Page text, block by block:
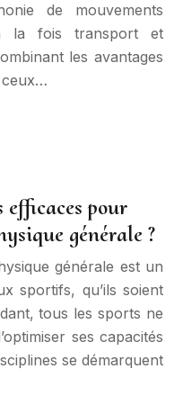
de mouvements
la fois transport et
les avantages
ceux…
efficaces pour
générale ?
générale est un
sportifs, qu’ils soient
tous les sports ne
ses capacités
se démarquent